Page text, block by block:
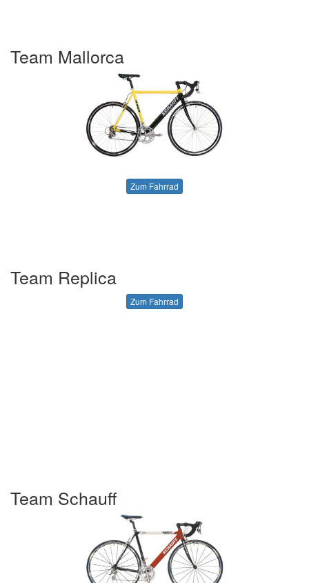
Team Mallorca
Zum Fahrrad
Team Replica
Zum Fahrrad
Team Schauff